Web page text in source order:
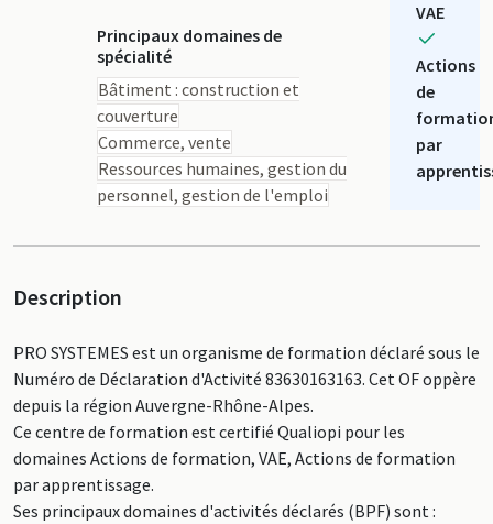
Principaux domaines de
spécialité
Bâtiment : construction et
couverture
Commerce, vente
Ressources humaines, gestion du
personnel, gestion de l'emploi
VAE
Actions
de
par
Description
PRO SYSTEMES est un organisme de formation déclaré sous le
Numéro de Déclaration d'Activité 83630163163. Cet OF oppère
depuis la région Auvergne-Rhône-Alpes.
Ce centre de formation est certifié Qualiopi pour les
domaines Actions de formation, VAE, Actions de formation
par apprentissage.
Ses principaux domaines d'activités déclarés (BPF) sont :